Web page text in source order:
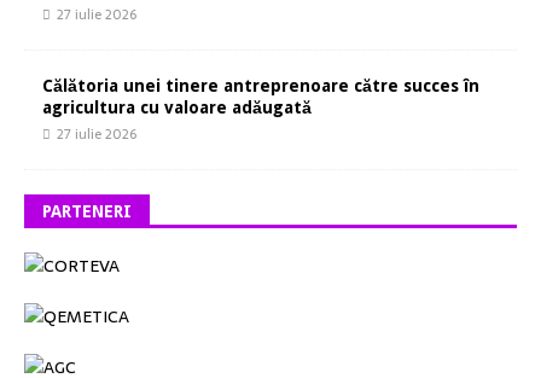
27 iulie 2026
Călătoria unei tinere antreprenoare către succes în
agricultura cu valoare adăugată
27 iulie 2026
PARTENERI